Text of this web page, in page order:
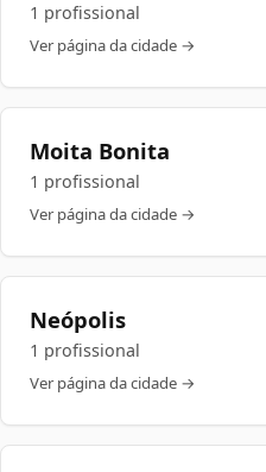
1 profissional
Ver página da cidade →
Moita Bonita
1 profissional
Ver página da cidade →
Neópolis
1 profissional
Ver página da cidade →